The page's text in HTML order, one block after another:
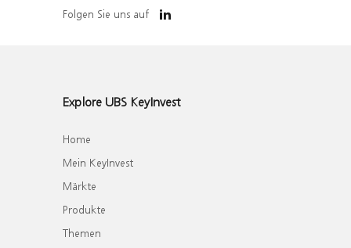
Folgen Sie uns auf
Explore UBS KeyInvest
Home
Mein KeyInvest
Märkte
Produkte
Themen